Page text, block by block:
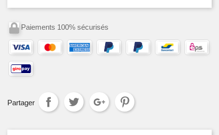
Paiements 100% sécurisés
Partager